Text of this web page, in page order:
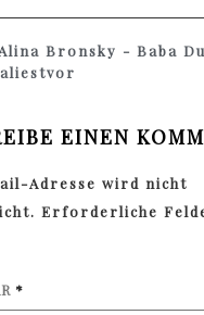
Bronsky - Baba
EINEN
Adresse wird nicht
Erforderliche
*